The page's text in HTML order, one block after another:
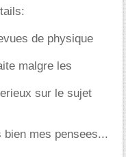
de physique
malgre les
sur le sujet
mes pensees...